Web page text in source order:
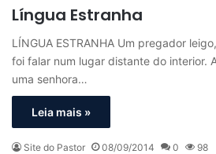
Língua Estranha
LÍNGUA ESTRANHA Um pregador
foi falar num lugar distante do interior.
uma senhora…
Leia mais »
Site do Pastor 08/09/2014 0 98